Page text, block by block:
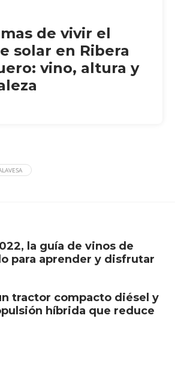
de vivir el
solar en Ribera
vino, altura y
la guía de vinos de
para aprender y disfrutar
tractor compacto diésel y
híbrida que reduce